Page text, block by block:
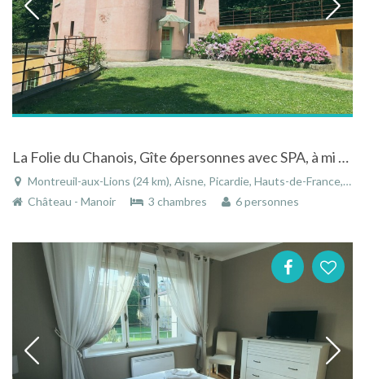
La Folie du Chanois, Gîte 6personnes avec SPA, à mi chemin entre Paris et Reims, aux portes de la Champagne
Montreuil-aux-Lions (24 km), Aisne, Picardie, Hauts-de-France, France
Château - Manoir
3 chambres 6 personnes